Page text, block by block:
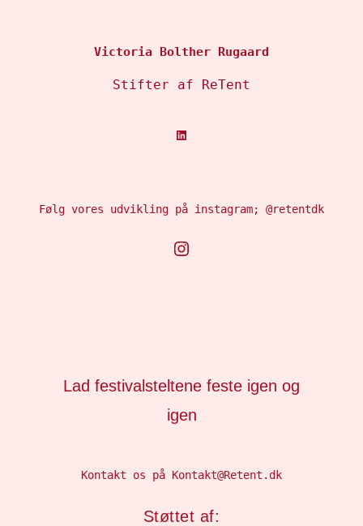
Victoria Bolther Rugaard
Stifter af ReTent
LinkedIn
Følg vores udvikling på instagram; @retentdk
Instagram
Lad festivalsteltene feste igen og
igen
Kontakt os på Kontakt@Retent.dk
Støttet af: